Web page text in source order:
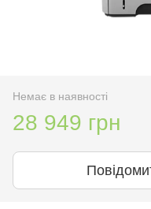
Немає в наявності
28 949 грн